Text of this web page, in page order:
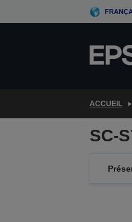
to
ACCUEIL
SC-